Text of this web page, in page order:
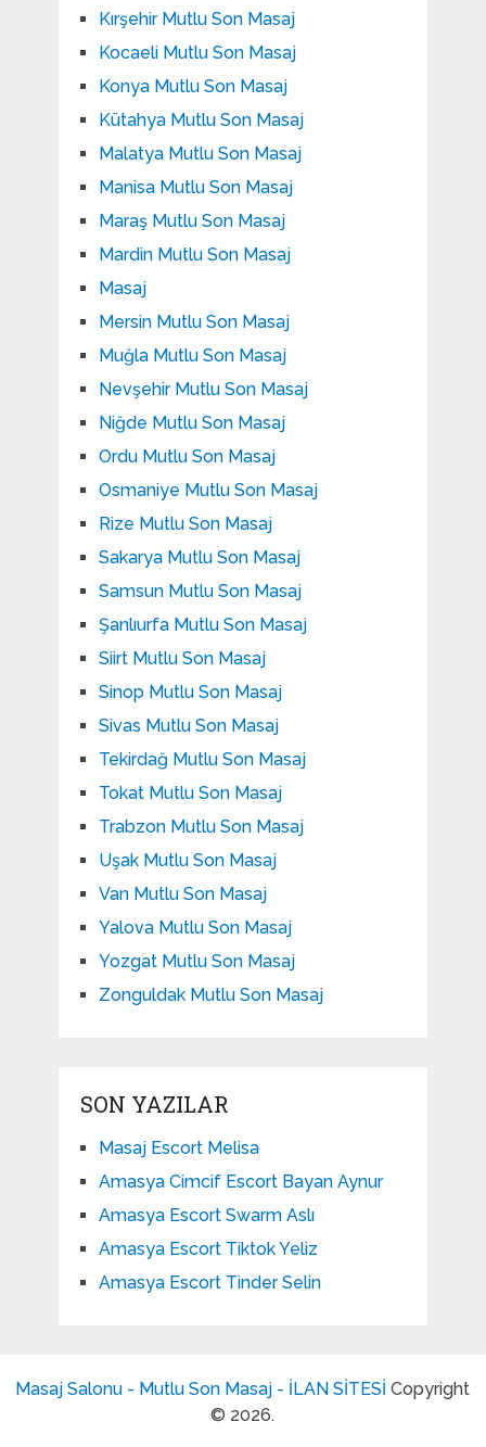
Kırşehir Mutlu Son Masaj
Kocaeli Mutlu Son Masaj
Konya Mutlu Son Masaj
Kütahya Mutlu Son Masaj
Malatya Mutlu Son Masaj
Manisa Mutlu Son Masaj
Maraş Mutlu Son Masaj
Mardin Mutlu Son Masaj
Masaj
Mersin Mutlu Son Masaj
Muğla Mutlu Son Masaj
Nevşehir Mutlu Son Masaj
Niğde Mutlu Son Masaj
Ordu Mutlu Son Masaj
Osmaniye Mutlu Son Masaj
Rize Mutlu Son Masaj
Sakarya Mutlu Son Masaj
Samsun Mutlu Son Masaj
Şanlıurfa Mutlu Son Masaj
Siirt Mutlu Son Masaj
Sinop Mutlu Son Masaj
Sivas Mutlu Son Masaj
Tekirdağ Mutlu Son Masaj
Tokat Mutlu Son Masaj
Trabzon Mutlu Son Masaj
Uşak Mutlu Son Masaj
Van Mutlu Son Masaj
Yalova Mutlu Son Masaj
Yozgat Mutlu Son Masaj
Zonguldak Mutlu Son Masaj
SON YAZILAR
Masaj Escort Melisa
Amasya Cimcif Escort Bayan Aynur
Amasya Escort Swarm Aslı
Amasya Escort Tiktok Yeliz
Amasya Escort Tinder Selin
Masaj Salonu - Mutlu Son Masaj - İLAN SİTESİ Copyright
© 2026.